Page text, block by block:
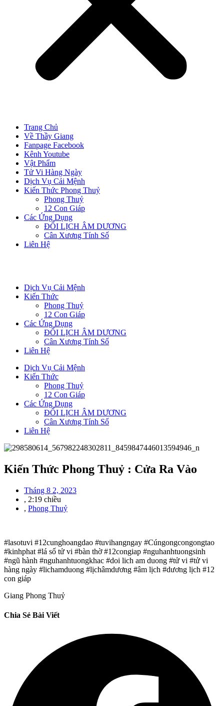
Trang Chủ
Về Thầy Giang
Fanpage Facebook
Kênh Youtube
Vật Phẩm
Tử Vi Hàng Ngày
Dịch Vụ Cải Mệnh
Kiến Thức Phong Thuỷ
Phong Thuỷ
12 Con Giáp
Các Ứng Dụng
ĐỔI LỊCH ÂM DƯƠNG
Cân Xương Tính Số
Liên Hệ
Dịch Vụ Cải Mệnh
Kiến Thức
Phong Thuỷ
12 Con Giáp
Các Ứng Dụng
ĐỔI LỊCH ÂM DƯƠNG
Cân Xương Tính Số
Liên Hệ
Dịch Vụ Cải Mệnh
Kiến Thức
Phong Thuỷ
12 Con Giáp
Các Ứng Dụng
ĐỔI LỊCH ÂM DƯƠNG
Cân Xương Tính Số
Liên Hệ
Kiến Thức Phong Thuỷ : Cửa Ra Vào
Tháng 8 2, 2023
, 2:19 chiều
, Phong Thuỷ
#lasotuvi #12cunghoangdao #tuvihangngay #Cúngongcongongtao
#kinhphat #lá số tử vi #bàn thờ #12congiap #nguhanhtuongsinh
#ngũ hành #nguhanhtuongkhac #doi lich am duong #tử vi #tử vi
hàng ngày #lichamduong #lịchâmdương #âm lịch #dương lịch #12
con giáp
Giang Phong Thuỷ
Chia Sẻ Bài Viết